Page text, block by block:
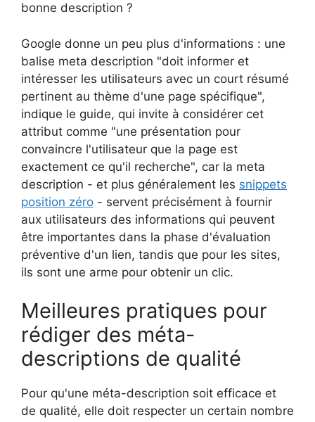
bonne description ?
Google donne un peu plus d'informations : une
balise meta description "doit informer et
intéresser les utilisateurs avec un court résumé
pertinent au thème d'une page spécifique",
indique le guide, qui invite à considérer cet
attribut comme "une présentation pour
convaincre l'utilisateur que la page est
exactement ce qu'il recherche", car la meta
description - et plus généralement les snippets
position zéro - servent précisément à fournir
aux utilisateurs des informations qui peuvent
être importantes dans la phase d'évaluation
préventive d'un lien, tandis que pour les sites,
ils sont une arme pour obtenir un clic.
Meilleures pratiques pour
rédiger des méta-
descriptions de qualité
Pour qu'une méta-description soit efficace et
de qualité, elle doit respecter un certain nombre